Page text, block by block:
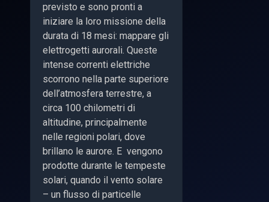
previsto e sono pronti a
iniziare la loro missione della
durata di 18 mesi: mappare gli
elettrogetti aurorali. Queste
intense correnti elettriche
scorrono nella parte superiore
dell’atmosfera terrestre, a
circa 100 chilometri di
altitudine, principalmente
nelle regioni polari, dove
brillano le aurore. E vengono
prodotte durante le tempeste
solari, quando il vento solare
– un flusso di particelle